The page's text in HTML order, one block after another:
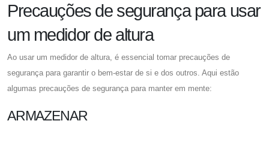
Precauções de segurança para usar
um medidor de altura
Ao usar um medidor de altura, é essencial tomar precauções de
segurança para garantir o bem-estar de si e dos outros. Aqui estão
algumas precauções de segurança para manter em mente:
ARMAZENAR